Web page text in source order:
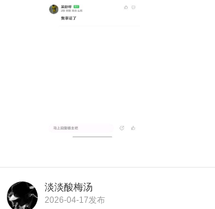
淡淡酸梅汤
2026-04-17发布